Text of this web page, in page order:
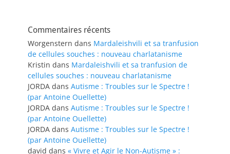
Commentaires récents
Worgenstern dans Mardaleishvili et sa tranfusion
de cellules souches : nouveau charlatanisme
Kristin dans Mardaleishvili et sa tranfusion de
cellules souches : nouveau charlatanisme
JORDA dans Autisme : Troubles sur le Spectre !
(par Antoine Ouellette)
JORDA dans Autisme : Troubles sur le Spectre !
(par Antoine Ouellette)
JORDA dans Autisme : Troubles sur le Spectre !
(par Antoine Ouellette)
david dans « Vivre et Agir le Non-Autisme » :